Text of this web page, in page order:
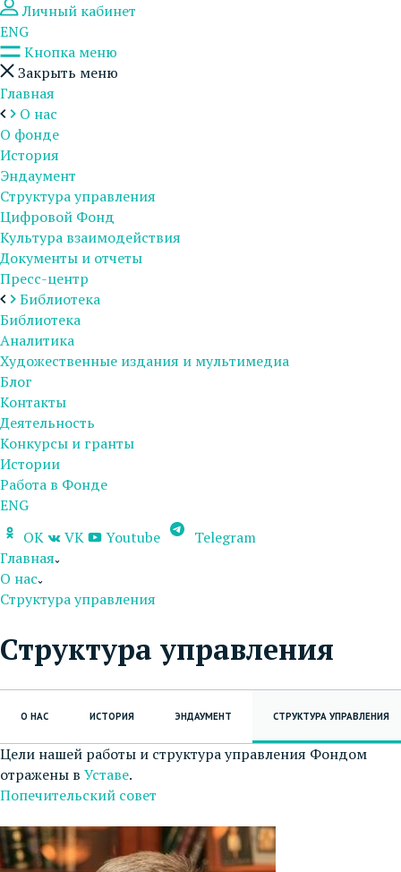
Личный кабинет
ENG
Кнопка меню
Закрыть меню
Главная
О нас
О фонде
История
Эндаумент
Структура управления
Цифровой Фонд
Культура взаимодействия
Документы и отчеты
Пресс-центр
Библиотека
Библиотека
Аналитика
Художественные издания и мультимедиа
Блог
Контакты
Деятельность
Конкурсы и гранты
Истории
Работа в Фонде
ENG
OK
VK Youtube
Telegram
Главная
О нас
Структура управления
Структура управления
О НАС ИСТОРИЯ ЭНДАУМЕНТ СТРУКТУРА УПРАВЛЕНИЯ
Цели нашей работы и структура управления Фондом
отражены в Уставе.
Попечительский совет